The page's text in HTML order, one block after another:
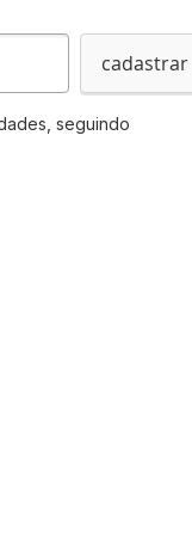
cadastrar
seguindo